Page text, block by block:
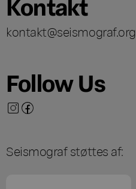
kontakt@seismograf.org
Follow Us
Seismograf støttes af: